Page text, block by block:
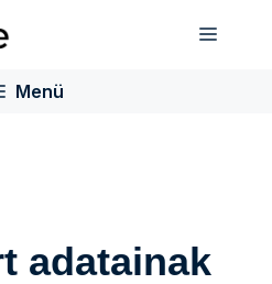
Menü
Menü
adatainak